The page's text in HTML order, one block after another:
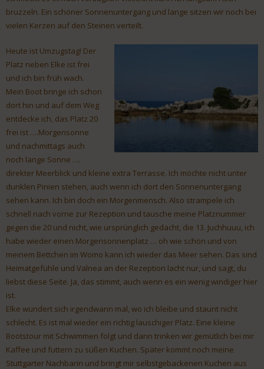
bruzzeln. Ein schöner Sonnenuntergang und lange sitzen wir noch bei
vielen Kerzen auf den Steinen verteilt.
Heute ist Umzugstag! Der
Platz neben Elke ist frei
und ich bin früh wach.
Mein Boot bringe ich schon
dort hin und auf dem Weg
entdecke ich, das Platz 20
frei ist ….Morgensonne
und nachmittags auch
noch lange Sonne ….
direkter Meerblick und kleine extra Terrasse. Ich möchte nicht unter
dunklen Pinien stehen, auch wenn ich dort den Sonnenuntergang
sehen kann. Ich bin doch ein Morgenmensch. Also strampele ich
schnell nach vorne zur Rezeption und tausche meine Platznummer
gegen die 20 und nicht, wie ursprünglich gedacht, die 13. Juchhuuu, ich
habe wieder einen Morgensonnenplatz … oh wie schön und von
meinem Bettchen im Womo kann ich wieder das Meer sehen. Das sind
Heimatgefühle und Valnea an der Rezeption lacht nur, und sagt, du
liebst diese Seite. Ja, das stimmt, auch wenn es ein wenig windiger hier
ist.
Elke wundert sich irgendwann mal, wo ich bleibe und staunt nicht
schlecht. Es ist mal wieder ein richtig lauschiger Platz. Eine kleine
Bootstour mit Schwimmen folgt und dann trinken wir gemütlich bei mir
Kaffee und futtern zu süßen Kuchen. Später kommt noch meine
Stuttgarter Nachbarin und bringt mir selbstgebackenen Kuchen aus